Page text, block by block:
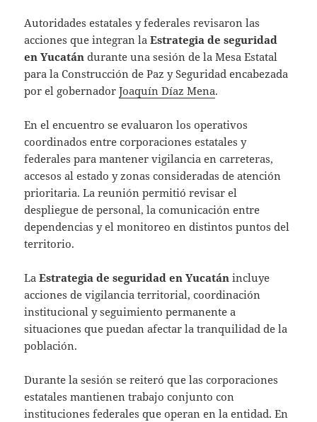
Autoridades estatales y federales revisaron las
acciones que integran laEstrategia de seguridad
en Yucatán durante una sesión de la Mesa Estatal
para la Construcción de Paz y Seguridad encabezada
por el gobernadorJoaquín Díaz Mena.
En el encuentro se evaluaron los operativos
coordinados entre corporaciones estatales y
federales para mantener vigilancia en carreteras,
accesos al estado y zonas consideradas de atención
prioritaria. La reunión permitió revisar el
despliegue de personal, la comunicación entre
dependencias y el monitoreo en distintos puntos del
territorio.
LaEstrategia de seguridad en Yucatán incluye
acciones de vigilancia territorial, coordinación
institucional y seguimiento permanente a
situaciones que puedan afectar la tranquilidad de la
población.
Durante la sesión se reiteró que las corporaciones
estatales mantienen trabajo conjunto con
instituciones federales que operan en la entidad. En